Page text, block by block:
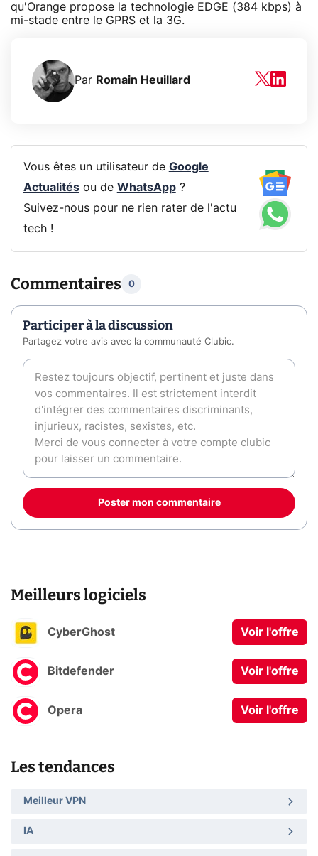
qu'Orange propose la technologie EDGE (384 kbps) à
mi-stade entre le GPRS et la 3G.
Par Romain Heuillard
Vous êtes un utilisateur de Google
Actualitésou de WhatsApp?
Suivez-nous pour ne rien rater de l'actu
tech !
Commentaires 0
Participer à la discussion
Partagez votre avis avec la communauté Clubic.
Poster mon commentaire
Meilleurs logiciels
CyberGhost Voir l'offre
Bitdefender Voir l'offre
Opera Voir l'offre
Les tendances
Meilleur VPN
IA